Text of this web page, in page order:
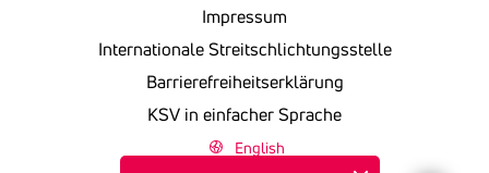
English
Impressum
Internationale Streitschlichtungsstelle
Barrierefreiheitserklärung
KSV in einfacher Sprache